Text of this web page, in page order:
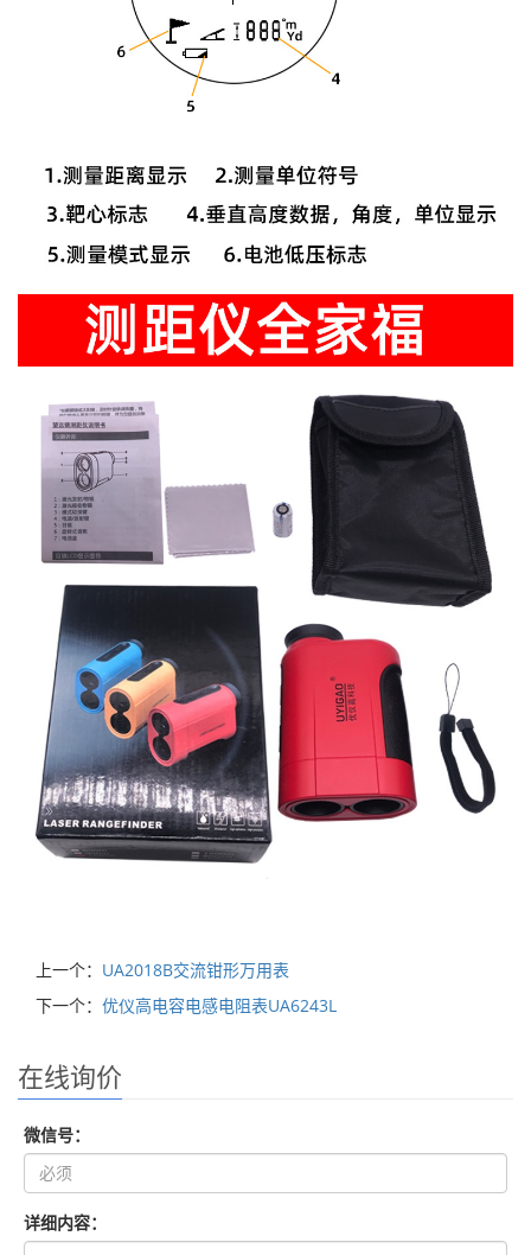
上一个： UA2018B交流钳形万用表
下一个： 优仪高电容电感电阻表UA6243L
在线询价
微信号：
详细内容：